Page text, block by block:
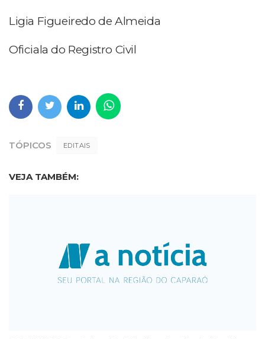
Ligia Figueiredo de Almeida
Oficiala do Registro Civil
TÓPICOS EDITAIS
VEJA TAMBÉM: